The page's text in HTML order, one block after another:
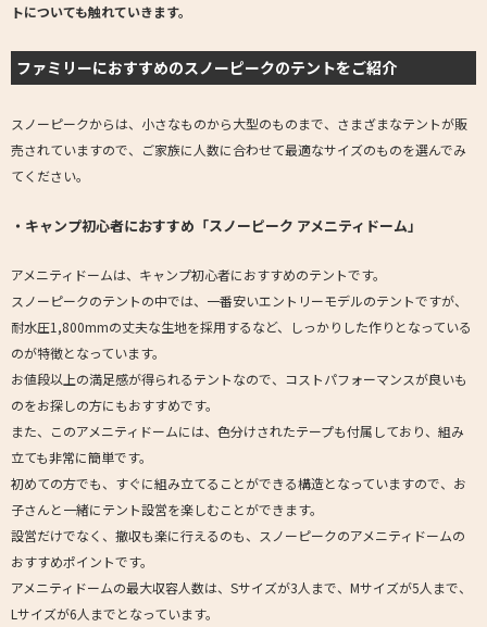
トについても触れていきます。
ファミリーにおすすめのスノーピークのテントをご紹介
スノーピークからは、小さなものから大型のものまで、さまざまなテントが販
売されていますので、ご家族に人数に合わせて最適なサイズのものを選んでみ
てください。
・キャンプ初心者におすすめ「スノーピーク アメニティドーム」
アメニティドームは、キャンプ初心者におすすめのテントです。
スノーピークのテントの中では、一番安いエントリーモデルのテントですが、
耐水圧1,800mmの丈夫な生地を採用するなど、しっかりした作りとなっている
のが特徴となっています。
お値段以上の満足感が得られるテントなので、コストパフォーマンスが良いも
のをお探しの方にもおすすめです。
また、このアメニティドームには、色分けされたテープも付属しており、組み
立ても非常に簡単です。
初めての方でも、すぐに組み立てることができる構造となっていますので、お
子さんと一緒にテント設営を楽しむことができます。
設営だけでなく、撤収も楽に行えるのも、スノーピークのアメニティドームの
おすすめポイントです。
アメニティドームの最大収容人数は、Sサイズが3人まで、Mサイズが5人まで、
Lサイズが6人までとなっています。